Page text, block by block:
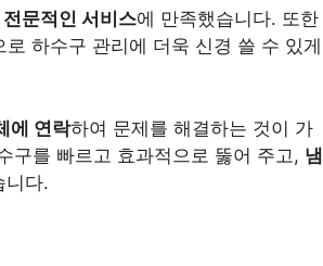
문적인 서비스에 만족했습니다. 또한
하수구 관리에 더욱 신경 쓸 수 있게
에 연락하여 문제를 해결하는 것이 가
구를 빠르고 효과적으로 뚫어 주고, 냄
니다.